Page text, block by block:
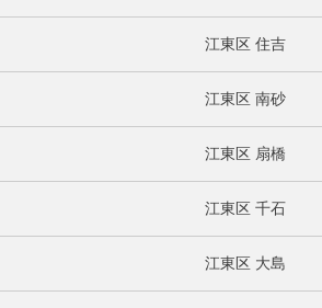
江東区 住吉
江東区 南砂
江東区 扇橋
江東区 千石
江東区 大島